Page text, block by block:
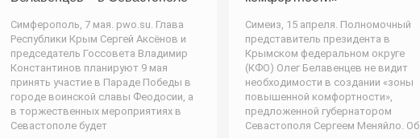
Симферополь, 7 мая. pwo.su. Глава
Республики Крым Сергей Аксёнов и
председатель Госсовета Владимир
Константинов планируют 9 мая
принять участие в Параде Победы в
городе воинской славы Феодосии, а
в торжественных мероприятиях в
Севастополе будет
Симеиз, 15 апреля. Полномочный
представитель президента в
Крымском федеральном округе
(КФО) Олег Белавенцев не видит
необходимости в создании «зоны
повышенной комфортности»,
предложенной губернатором
Севастополя Сергеем Меняйло. Об